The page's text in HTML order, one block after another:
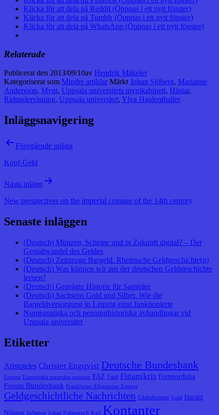
Klicka för att dela på Reddit (Öppnas i ett nytt fönster)
Klicka för att dela på Tumblr (Öppnas i ett nytt fönster)
Klicka för att dela på WhatsApp (Öppnas i ett nytt fönster)
Relaterade
Publicerat den 2013/09/10av Hendrik Mäkeler
Kategoriserat som Mindre artiklar Märkt Johan Sjöberg, Marianne
Andersson, Mynt, Uppsala universitets myntkabinett, Hästar,
Ridundervisning, Uppsala universitet, Ylva Haidenthaller
Inläggsnavigering
Föregående inlägg
Kopf-Geld
Nästa inlägg
New perspectives on the imperial coinage of the 14th century
Senaste inläggen
(Deutsch) Münzen, Scheine und in Zukunft digital? – Der
Gestaltwandel des Geldes
(Deutsch) Zeitzeuge Bargeld. Rheinische Geldgeschichte(n)
(Deutsch) Was können wir aus der deutschen Geldgeschichte
lernen?
(Deutsch) Geprägte Historie für Sammler
(Deutsch) Sachsens Gold und Silber. Wie die
Bargeldversorgung in Leipzig einst funktionierte
Numismatiska och penninghistoriska avhandlingar vid
Uppsala universitet
Etiketter
Aristoteles Christer Engqvist Deutsche Bundesbank
Europa Europeiska monetära unionen FAZ Fazit Finanskris Fornnordiska
Forum Bundesbank Frankfurter Allgemeine Zeitung
Geldgeschichtliche Nachrichten Globalisering Gold Harald
Nilsson Inflation Johan Palmstruch Kiel Kontanter